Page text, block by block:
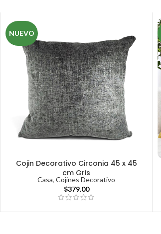
NUEVO
Cojin Decorativo Circonia 45 x 45
cm Gris
Casa,Cojines Decorativo
$379.00